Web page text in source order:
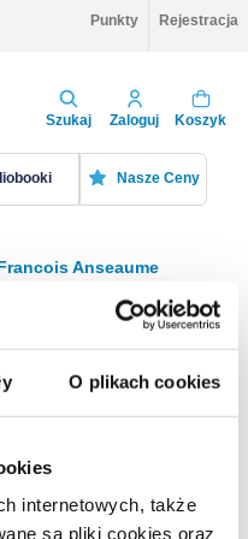
O plikach cookies
internetowych, także
są pliki cookies oraz
Punkty Rejestracja
Szukaj Zaloguj Koszyk
Nasze Ceny
Anseaume
Sortuj
Na stronie